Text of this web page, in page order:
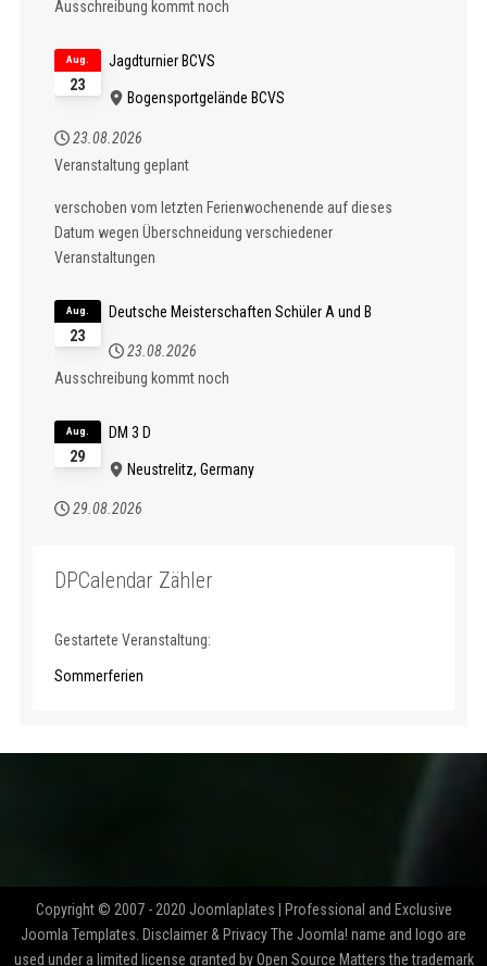
Ausschreibung kommt noch
23
Aug. Jagdturnier BCVS
Bogensportgelände BCVS
23.08.2026
Veranstaltung geplant
verschoben vom letzten Ferienwochenende auf dieses
Datum wegen Überschneidung verschiedener
Veranstaltungen
23
Aug. Deutsche Meisterschaften Schüler A und B
23.08.2026
Ausschreibung kommt noch
29
Aug. DM 3 D
Neustrelitz, Germany
29.08.2026
DPCalendar Zähler
Gestartete Veranstaltung:
Sommerferien
Copyright © 2007 - 2020 Joomlaplates | Professional and Exclusive
Joomla Templates. Disclaimer & Privacy The Joomla! name and logo are
used under a limited license granted by Open Source Matters the trademark